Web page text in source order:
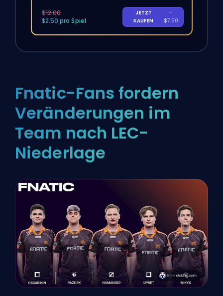
$12.00
$2.50 pro Spiel
JETZT
KAUFEN
-
$7.50
Fnatic-Fans fordern
Veränderungen im
Team nach LEC-
Niederlage